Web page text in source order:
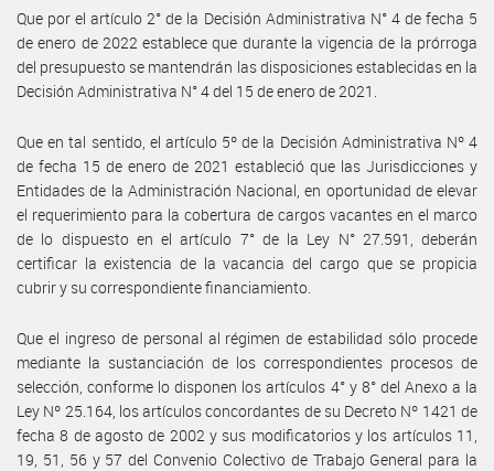
Que por el artículo 2° de la Decisión Administrativa N° 4 de fecha 5
de enero de 2022 establece que durante la vigencia de la prórroga
del presupuesto se mantendrán las disposiciones establecidas en la
Decisión Administrativa N° 4 del 15 de enero de 2021.
Que en tal sentido, el artículo 5º de la Decisión Administrativa Nº 4
de fecha 15 de enero de 2021 estableció que las Jurisdicciones y
Entidades de la Administración Nacional, en oportunidad de elevar
el requerimiento para la cobertura de cargos vacantes en el marco
de lo dispuesto en el artículo 7° de la Ley N° 27.591, deberán
certificar la existencia de la vacancia del cargo que se propicia
cubrir y su correspondiente financiamiento.
Que el ingreso de personal al régimen de estabilidad sólo procede
mediante la sustanciación de los correspondientes procesos de
selección, conforme lo disponen los artículos 4° y 8° del Anexo a la
Ley Nº 25.164, los artículos concordantes de su Decreto Nº 1421 de
fecha 8 de agosto de 2002 y sus modificatorios y los artículos 11,
19, 51, 56 y 57 del Convenio Colectivo de Trabajo General para la